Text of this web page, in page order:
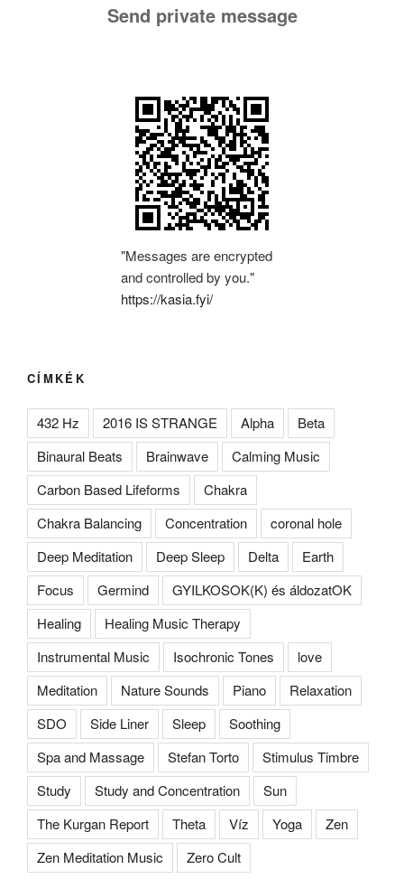
Send private message
"Messages are encrypted
and controlled by you."
https://kasia.fyi/
CÍMKÉK
432 Hz 2016 IS STRANGE Alpha
Beta
Binaural Beats
Brainwave
Calming Music
Carbon Based Lifeforms
Chakra
Chakra Balancing
Concentration
coronal hole
Deep Meditation
Deep Sleep Delta
Earth
Focus
Germind
GYILKOSOK(K) és áldozatOK
Healing
Healing Music Therapy
Instrumental Music
Isochronic Tones
love
Meditation
Nature Sounds Piano
Relaxation
SDO
Side Liner Sleep
Soothing
Spa and Massage
Stefan Torto
Stimulus Timbre
Study
Study and Concentration
Sun
The Kurgan Report
Theta Víz Yoga
Zen
Zen Meditation Music
Zero Cult